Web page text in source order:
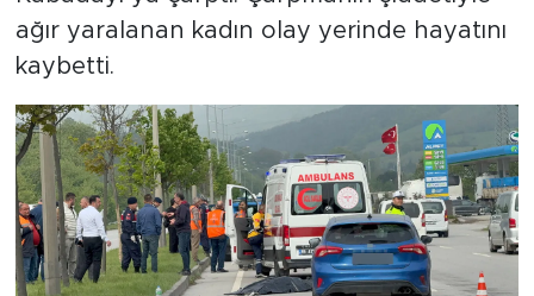
ağır yaralanan kadın olay yerinde hayatını
kaybetti.